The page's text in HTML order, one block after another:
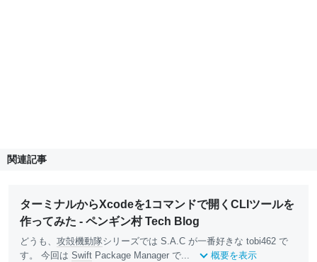
関連記事
ターミナルからXcodeを1コマンドで開くCLIツールを
作ってみた - ペンギン村 Tech Blog
どうも、 攻殻機動隊シリーズでは S.A.C が一番好きな tobi462 で
す。 今回は Swift Package Manager で... 概要を表示